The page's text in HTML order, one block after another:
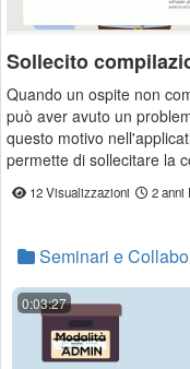
Sollecito
Quando un ospite non
può aver avuto un
questo motivo
permette di sollecitare la
12 Visualizzazioni 2 anni
Seminari e
0:03:27